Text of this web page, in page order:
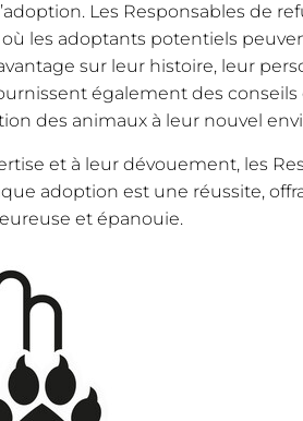
Les Responsables de
les adoptants potentiels
sur leur histoire, leur
également des
des animaux à leur nouvel
et à leur dévouement, les
adoption est une réussite,
et épanouie.